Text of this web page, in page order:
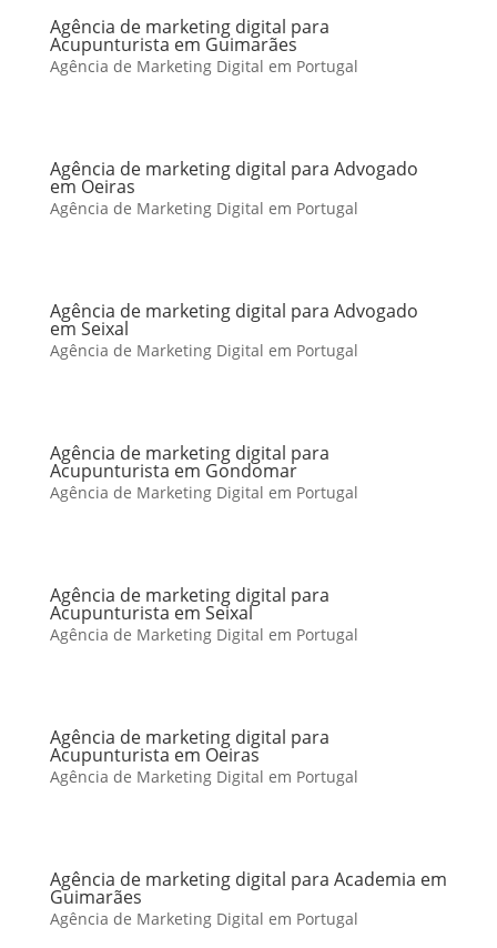
Agência de marketing digital para
Acupunturista em Guimarães
Agência de Marketing Digital em Portugal
Agência de marketing digital para Advogado
em Oeiras
Agência de Marketing Digital em Portugal
Agência de marketing digital para Advogado
em Seixal
Agência de Marketing Digital em Portugal
Agência de marketing digital para
Acupunturista em Gondomar
Agência de Marketing Digital em Portugal
Agência de marketing digital para
Acupunturista em Seixal
Agência de Marketing Digital em Portugal
Agência de marketing digital para
Acupunturista em Oeiras
Agência de Marketing Digital em Portugal
Agência de marketing digital para Academia em
Guimarães
Agência de Marketing Digital em Portugal